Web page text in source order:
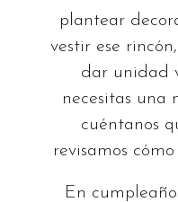
plantear
vestir ese
dar unidad
necesitas una
cuéntanos
revisamos
En